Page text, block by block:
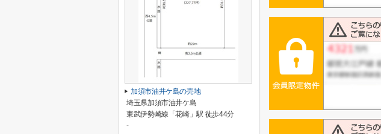
加須市油井ケ島の売地
埼玉県加須市油井ケ島
東武伊勢崎線「花崎」駅 徒歩44分
-